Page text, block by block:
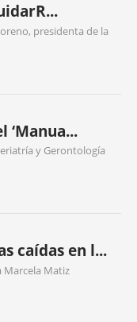
presidenta de la
‘Manua...
y Gerontología
caídas en l...
Marcela Matiz